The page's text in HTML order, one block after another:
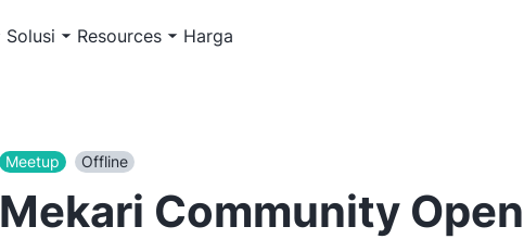
Solusi Resources Harga
Meetup Offline
Mekari Community